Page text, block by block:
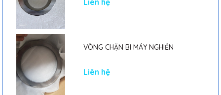
VÒNG CHẶN BI MÁY NGHIỀN
Liên hệ